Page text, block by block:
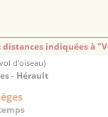
indiquées à
d'oiseau)
- Hérault